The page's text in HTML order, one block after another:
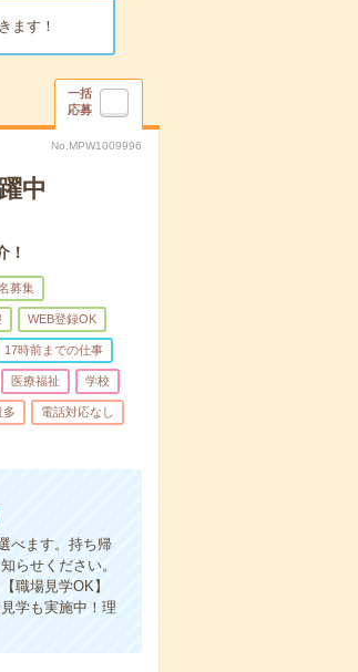
ます！
一括
応募
No.MPW1009996
中
！
募集
WEB登録OK
17時前までの仕事
医療福祉 学校
多 電話対応なし
べます。持ち帰
らせください。
職場見学OK】
学も実施中！理